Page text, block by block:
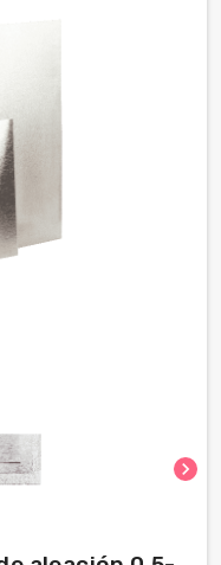
chevron_right